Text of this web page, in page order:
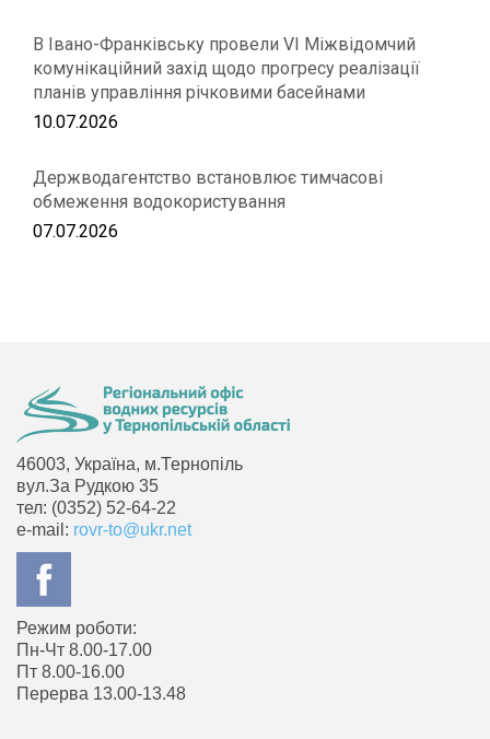
В Івано-Франківську провели VІ Міжвідомчий
комунікаційний захід щодо прогресу реалізації
планів управління річковими басейнами
10.07.2026
Держводагентство встановлює тимчасові
обмеження водокористування
07.07.2026
46003, Україна, м.Тернопіль
вул.За Рудкою 35
тел: (0352) 52-64-22
e-mail: rovr-to@ukr.net
Режим роботи:
Пн-Чт 8.00-17.00
Пт 8.00-16.00
Перерва 13.00-13.48